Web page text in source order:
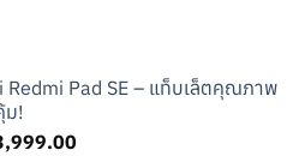
Redmi Pad SE – แท็บเล็ตคุณภาพ
ม!
Current